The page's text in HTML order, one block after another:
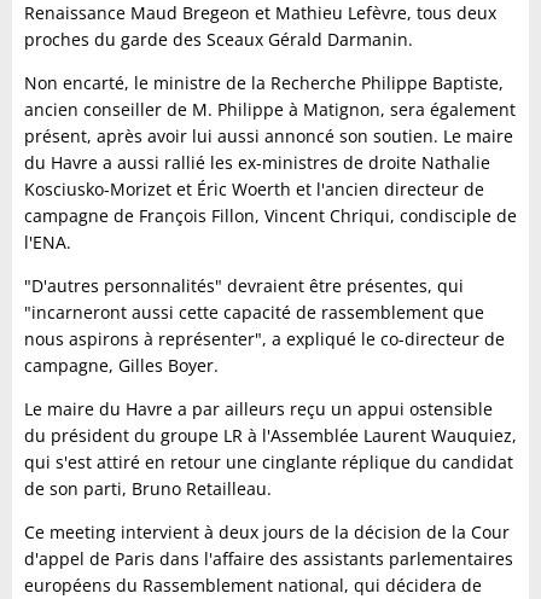
Renaissance Maud Bregeon et Mathieu Lefèvre, tous deux
proches du garde des Sceaux Gérald Darmanin.
Non encarté, le ministre de la Recherche Philippe Baptiste,
ancien conseiller de M. Philippe à Matignon, sera également
présent, après avoir lui aussi annoncé son soutien. Le maire
du Havre a aussi rallié les ex-ministres de droite Nathalie
Kosciusko-Morizet et Éric Woerth et l'ancien directeur de
campagne de François Fillon, Vincent Chriqui, condisciple de
l'ENA.
"D'autres personnalités" devraient être présentes, qui
"incarneront aussi cette capacité de rassemblement que
nous aspirons à représenter", a expliqué le co-directeur de
campagne, Gilles Boyer.
Le maire du Havre a par ailleurs reçu un appui ostensible
du président du groupe LR à l'Assemblée Laurent Wauquiez,
qui s'est attiré en retour une cinglante réplique du candidat
de son parti, Bruno Retailleau.
Ce meeting intervient à deux jours de la décision de la Cour
d'appel de Paris dans l'affaire des assistants parlementaires
européens du Rassemblement national, qui décidera de